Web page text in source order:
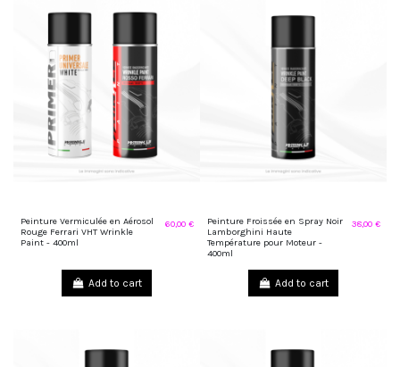
Peinture Vermiculée en Aérosol
Rouge Ferrari VHT Wrinkle
Paint - 400ml
60,00 €
Add to cart
Peinture Froissée en Spray Noir
Lamborghini Haute
Température pour Moteur -
400ml
38,00 €
Add to cart